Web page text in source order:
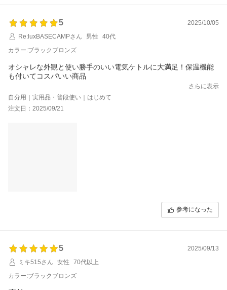
あとは長く使えることに期待したいと思います。
5
2025/10/05
Re:luxBASECAMPさん
男性
40代
カラー:ブラックブロンズ
オシャレな外観と使い勝手のいい電気ケトルに大満足！保温機能
も付いてコスパいい商品
さらに表示
自分用｜実用品・普段使い｜はじめて
注文日：2025/09/21
参考になった
5
2025/09/13
ミキ515さん
女性
70代以上
カラー:ブラックブロンズ